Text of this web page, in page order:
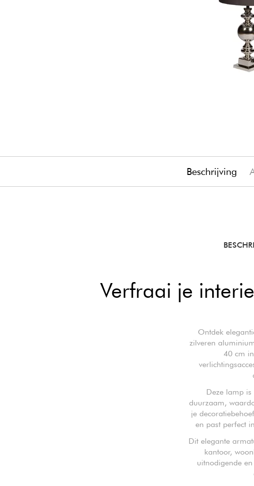
Beschrijving
of € 40
Verfraai je
Ontdek
zilveren
40 cm
Deze lamp
duurzaam,
je
en past perfect
Dit elegante
kantoor,
uitnodigende